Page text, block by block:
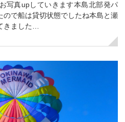
写真upしていきます本島北部発パ
ので船は貸切状態でしたね本島と瀬
きました…